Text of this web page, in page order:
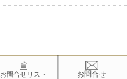
お問合せリスト お問合せ